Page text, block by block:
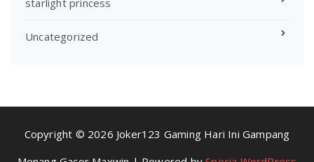
Uncategorized
Copyright © 2026 Joker123 Gaming Hari Ini Gampang